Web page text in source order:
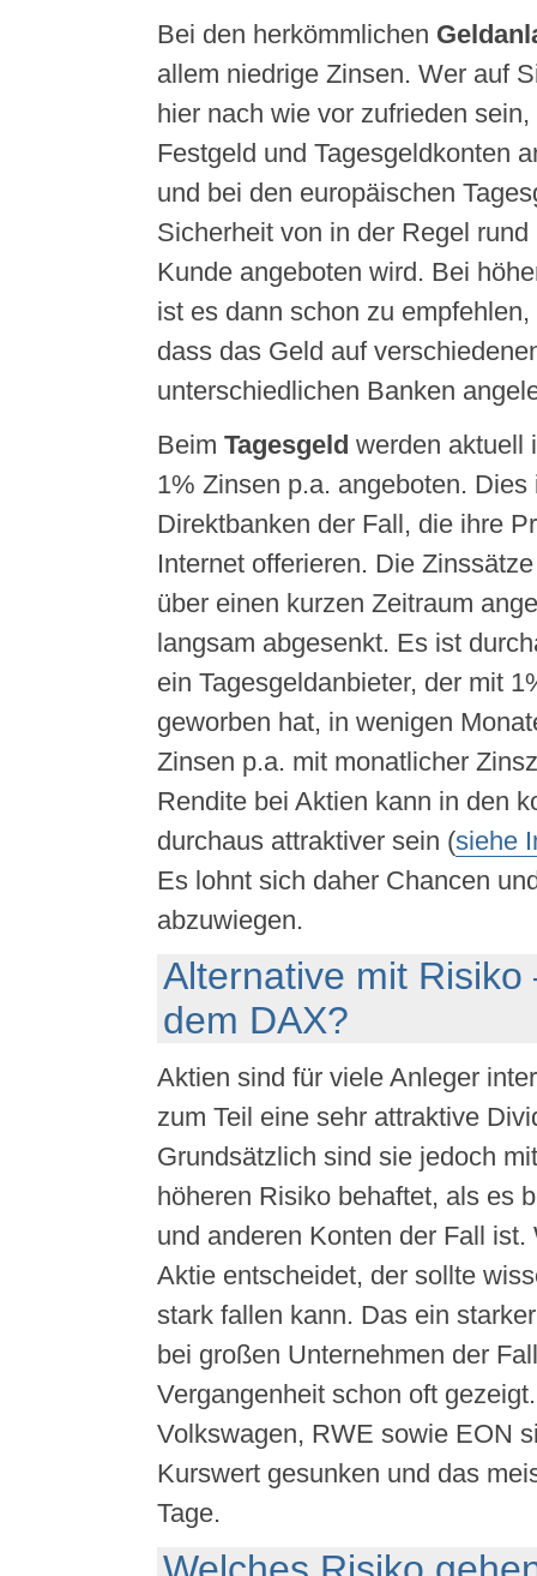
Bei den herkömmlichen
allem niedrige Zinsen. Wer auf
hier nach wie vor zufrieden
Festgeld und Tagesgeldkonten
und bei den europäischen
Sicherheit von in der Regel
Kunde angeboten wird. Bei
ist es dann schon zu
dass das Geld auf
unterschiedlichen Banken
Beim Tagesgeld werden aktuell
1% Zinsen p.a. angeboten. Dies
Direktbanken der Fall, die ihre
Internet offerieren. Die
über einen kurzen Zeitraum
langsam abgesenkt. Es ist
ein Tagesgeldanbieter, der mit
geworben hat, in wenigen
Zinsen p.a. mit monatlicher
Rendite bei Aktien kann in den
durchaus attraktiver sein (siehe
Es lohnt sich daher Chancen
abzuwiegen.
Alternative mit Risiko
dem DAX?
Aktien sind für viele Anleger
zum Teil eine sehr attraktive
Grundsätzlich sind sie jedoch
höheren Risiko behaftet, als es
und anderen Konten der Fall ist.
Aktie entscheidet, der sollte
stark fallen kann. Das ein
bei großen Unternehmen der
Vergangenheit schon oft
Volkswagen, RWE sowie EON
Kurswert gesunken und das
Tage.